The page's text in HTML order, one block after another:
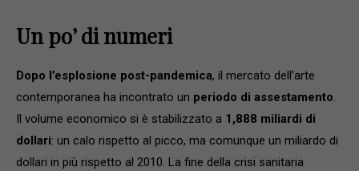
Un po’ di numeri
Dopo l’esplosione post-pandemica, il mercato dell’arte
contemporanea ha incontrato un periodo di assestamento.
Il volume economico si è stabilizzato a 1,888 miliardi di
dollari: un calo rispetto al picco, ma comunque un miliardo di
dollari in più rispetto al 2010. La fine della crisi sanitaria